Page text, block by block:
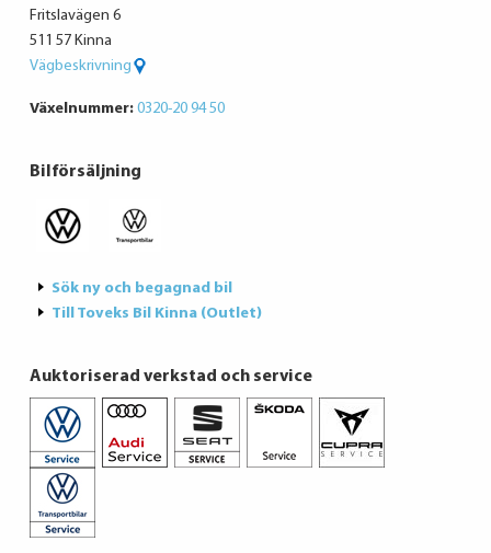
Fritslavägen 6
511 57 Kinna
Vägbeskrivning
Växelnummer: 0320-20 94 50
Bilförsäljning
Sök ny och begagnad bil
Till Toveks Bil Kinna (Outlet)
Auktoriserad verkstad och service